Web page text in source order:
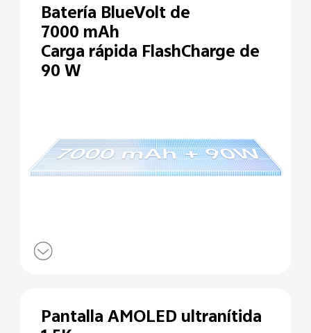
Batería BlueVolt de
7000 mAh
Carga rápida FlashCharge de
90 W
Pantalla AMOLED ultranítida